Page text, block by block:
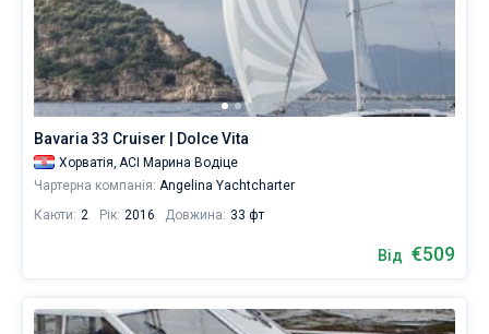
Bavaria 33 Cruiser | Dolce Vita
Хорватія, ACI Марина Водіце
Чартерна компанія: Angelina Yachtcharter
Каюти: 2 Рік: 2016 Довжина: 33 фт
Від €509